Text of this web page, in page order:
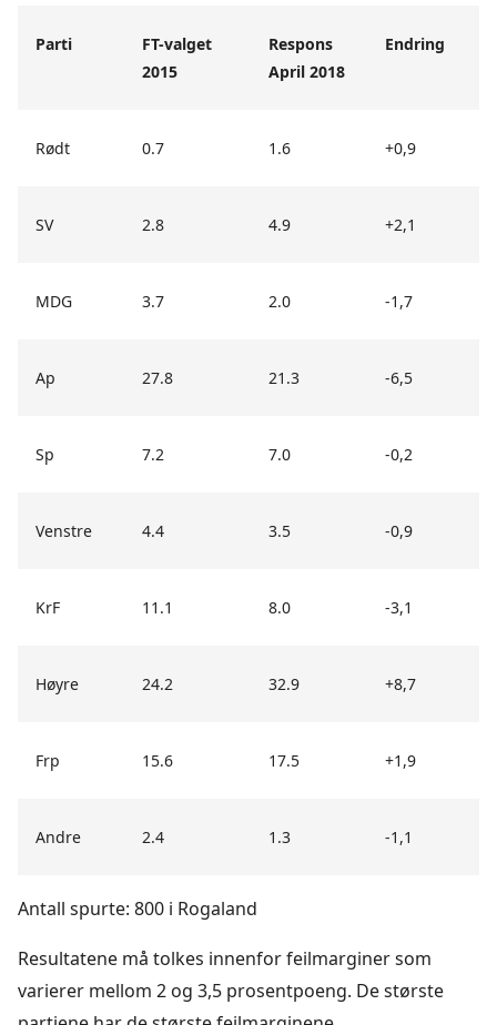
Parti
FT-valget
2015
Respons
April 2018
Endring
Rødt 0.7 1.6 +0,9
SV 2.8 4.9 +2,1
MDG 3.7 2.0 -1,7
Ap 27.8 21.3 -6,5
Sp 7.2 7.0 -0,2
Venstre 4.4 3.5 -0,9
KrF 11.1 8.0 -3,1
Høyre 24.2 32.9 +8,7
Frp 15.6 17.5 +1,9
Andre 2.4 1.3 -1,1
Antall spurte: 800 i Rogaland
Resultatene må tolkes innenfor feilmarginer som
varierer mellom 2 og 3,5 prosentpoeng. De største